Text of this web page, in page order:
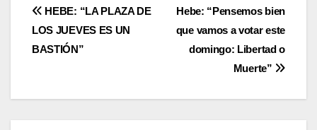
Navegación
de
Hebe: “Pensemos bien
que vamos a votar este
domingo: Libertad o
Muerte”
HEBE: “LA PLAZA DE
LOS JUEVES ES UN
BASTIÓN”